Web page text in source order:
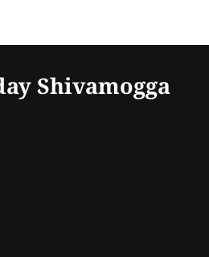
Shivamogga